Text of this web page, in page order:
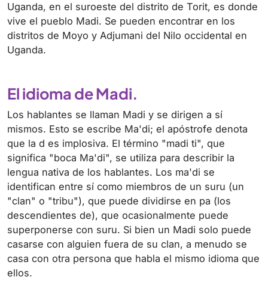
Uganda, en el suroeste del distrito de Torit, es donde
vive el pueblo Madi. Se pueden encontrar en los
distritos de Moyo y Adjumani del Nilo occidental en
Uganda.
El idioma de Madi.
Los hablantes se llaman Madi y se dirigen a sí
mismos. Esto se escribe Ma'di; el apóstrofe denota
que la d es implosiva. El término "madi ti", que
significa "boca Ma'di", se utiliza para describir la
lengua nativa de los hablantes. Los ma'di se
identifican entre sí como miembros de un suru (un
"clan" o "tribu"), que puede dividirse en pa (los
descendientes de), que ocasionalmente puede
superponerse con suru. Si bien un Madi solo puede
casarse con alguien fuera de su clan, a menudo se
casa con otra persona que habla el mismo idioma que
ellos.